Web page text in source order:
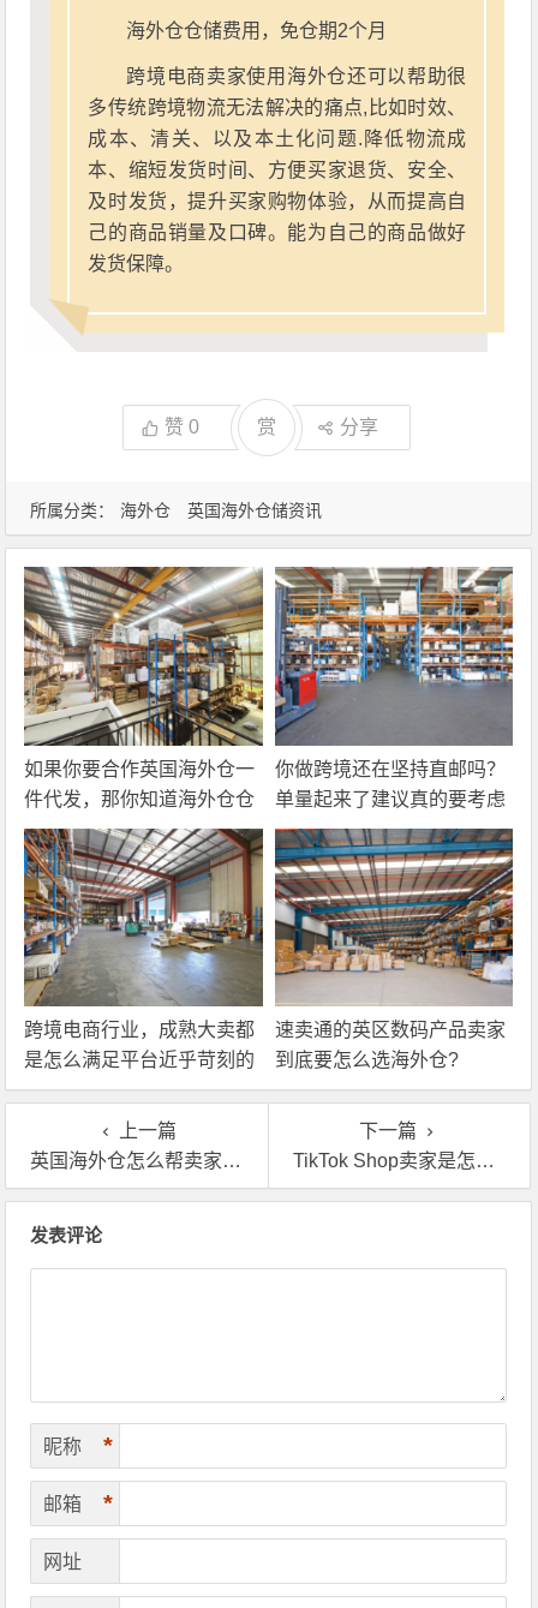
所属分类： 海外仓 英国海外仓储资讯
海外仓仓储费用，免仓期2个月
跨境电商卖家使用海外仓还可以帮助很
多传统跨境物流无法解决的痛点,比如时效、
成本、清关、以及本土化问题.降低物流成
本、缩短发货时间、方便买家退货、安全、
及时发货，提升买家购物体验，从而提高自
己的商品销量及口碑。能为自己的商品做好
发货保障。
赞0 赏 分享
如果你要合作英国海外仓一
件代发，那你知道海外仓仓
储费应该怎么算吗？
你做跨境还在坚持直邮吗？
单量起来了建议真的要考虑
一下海外仓一件代发
跨境电商行业，成熟大卖都
是怎么满足平台近乎苛刻的
物流时效要求的？
速卖通的英区数码产品卖家
到底要怎么选海外仓?
上一篇
英国海外仓怎么帮卖家实现本土化履约的？
下一篇
TikTok Shop卖家是怎么实现3日内送达的？原来是用了英国海外仓！
发表评论
昵称 *
邮箱 *
网址